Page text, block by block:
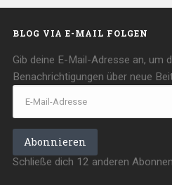
BLOG VIA E-MAIL FOLGEN
Gib deine E-Mail-Adresse an, um
Benachrichtigungen über neue
E-
Mail-
Abonnieren
Schließe dich 12 anderen